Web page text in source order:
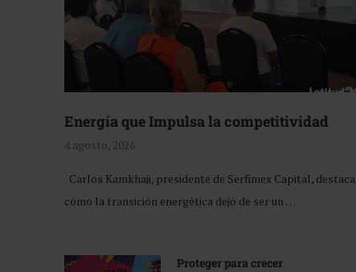
Energía que Impulsa la competitividad
4 agosto, 2026
Carlos Kamkhaji, presidente de Serfimex Capital, destaca
cómo la transición energética dejó de ser un …
Proteger para crecer